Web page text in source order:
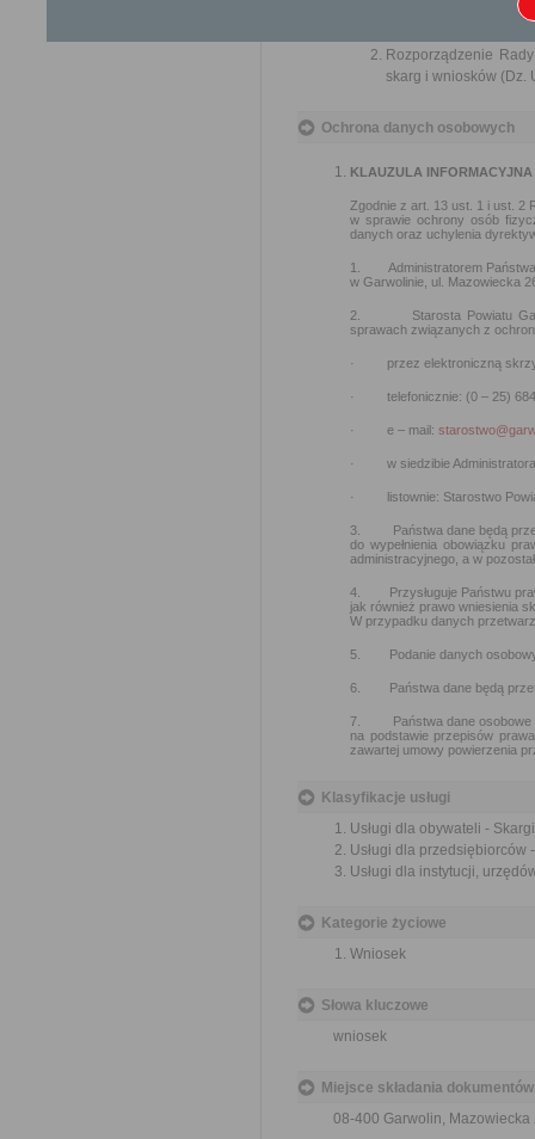
Rozporządzenie
skarg i wniosków (Dz.
Ochrona danych osobowych
KLAUZULA INFORMACYJNA
Zgodnie z art. 13 ust. 1 i ust. 2
w sprawie ochrony osób
danych oraz uchylenia
1. Administratorem
w Garwolinie, ul. Mazowiecka
2.
Starosta Powiatu
sprawach związanych z
· przez elektroniczną
· telefonicznie: (0 – 25)
· e – mail:
· w siedzibie
· listownie: Starostwo
3.
Państwa dane będą
do wypełnienia obowiązku
administracyjnego, a w
4. Przysługuje Państwu
jak również prawo wniesienia
W przypadku danych
5. Podanie danych
6. Państwa dane będą
7.
Państwa dane
na podstawie przepisów
zawartej umowy powierzenia
Klasyfikacje usługi
Usługi dla obywateli -
Usługi dla przedsiębiorców
Usługi dla instytucji,
Kategorie życiowe
Wniosek
Słowa kluczowe
wniosek
Miejsce składania dokumentów
08-400 Garwolin, Mazowiecka